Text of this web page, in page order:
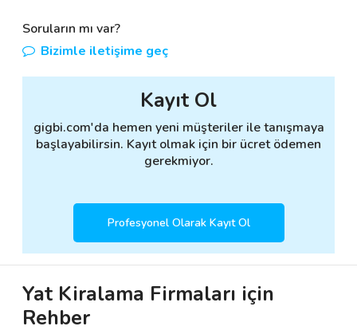
Soruların mı var?
Bizimle iletişime geç
Kayıt Ol
gigbi.com'da hemen yeni müşteriler ile tanışmaya
başlayabilirsin. Kayıt olmak için bir ücret ödemen
gerekmiyor.
Profesyonel Olarak Kayıt Ol
Yat Kiralama Firmaları için
Rehber